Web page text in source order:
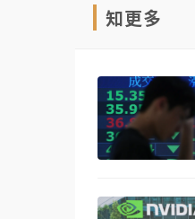
知更多